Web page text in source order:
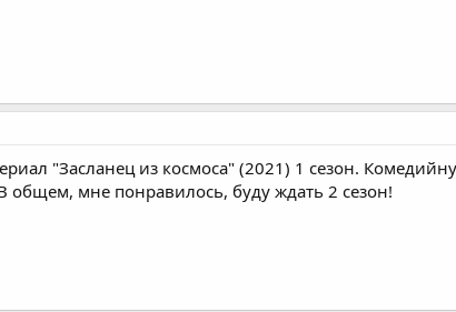
"Засланец из космоса" (2021) 1 сезон.
общем, мне понравилось, буду ждать 2 сезон!